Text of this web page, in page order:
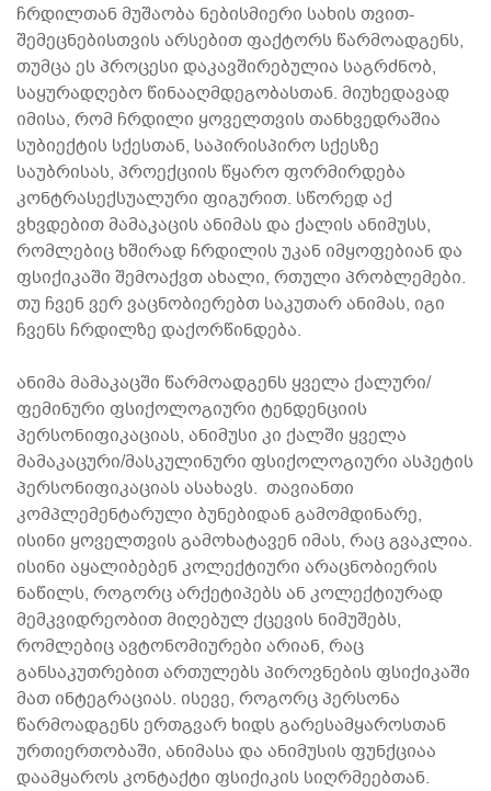
ჩრდილთან მუშაობა ნებისმიერი სახის თვით-
შემეცნებისთვის არსებით ფაქტორს წარმოადგენს,
თუმცა ეს პროცესი დაკავშირებულია საგრძნობ,
საყურადღებო წინააღმდეგობასთან. მიუხედავად
იმისა, რომ ჩრდილი ყოველთვის თანხვედრაშია
სუბიექტის სქესთან, საპირისპირო სქესზე
საუბრისას, პროექციის წყარო ფორმირდება
კონტრასექსუალური ფიგურით. სწორედ აქ
ვხვდებით მამაკაცის ანიმას და ქალის ანიმუსს,
რომლებიც ხშირად ჩრდილის უკან იმყოფებიან და
ფსიქიკაში შემოაქვთ ახალი, რთული პრობლემები.
თუ ჩვენ ვერ ვაცნობიერებთ საკუთარ ანიმას, იგი
ჩვენს ჩრდილზე დაქორწინდება.
ანიმა მამაკაცში წარმოადგენს ყველა ქალური/
ფემინური ფსიქოლოგიური ტენდენციის
პერსონიფიკაციას, ანიმუსი კი ქალში ყველა
მამაკაცური/მასკულინური ფსიქოლოგიური ასპეტის
პერსონიფიკაციას ასახავს. თავიანთი
კომპლემენტარული ბუნებიდან გამომდინარე,
ისინი ყოველთვის გამოხატავენ იმას, რაც გვაკლია.
ისინი აყალიბებენ კოლექტიური არაცნობიერის
ნაწილს, როგორც არქეტიპებს ან კოლექტიურად
მემკვიდრეობით მიღებულ ქცევის ნიმუშებს,
რომლებიც ავტონომიურები არიან, რაც
განსაკუთრებით ართულებს პიროვნების ფსიქიკაში
მათ ინტეგრაციას. ისევე, როგორც პერსონა
წარმოადგენს ერთგვარ ხიდს გარესამყაროსთან
ურთიერთობაში, ანიმასა და ანიმუსის ფუნქციაა
დაამყაროს კონტაქტი ფსიქიკის სიღრმეებთან.